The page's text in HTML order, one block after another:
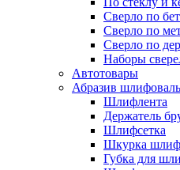
Сверло по
Сверло по
Сверло по
Наборы
Автотовары
Абразив
Шлифлента
Держатель
Шлифсетка
Шкурка
Губка для